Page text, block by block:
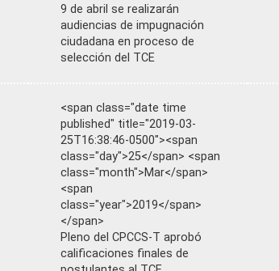
9 de abril se realizarán
audiencias de impugnación
ciudadana en proceso de
selección del TCE
<span class="date time
published" title="2019-03-
25T16:38:46-0500"><span
class="day">25</span> <span
class="month">Mar</span>
<span
class="year">2019</span>
</span>
Pleno del CPCCS-T aprobó
calificaciones finales de